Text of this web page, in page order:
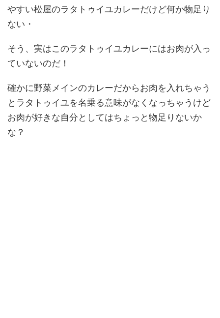
やすい松屋のラタトゥイユカレーだけど何か物足り
ない・
そう、実はこのラタトゥイユカレーにはお肉が入っ
ていないのだ！
確かに野菜メインのカレーだからお肉を入れちゃう
とラタトゥイユを名乗る意味がなくなっちゃうけど
お肉が好きな自分としてはちょっと物足りないか
な？